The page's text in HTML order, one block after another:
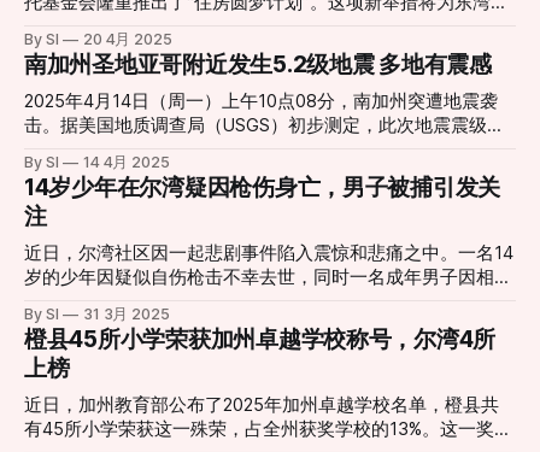
数百万的体育公园访客。尚未开业期间，消费者可通过T&T官
网及App选购部分干货和美妆产品，体验线上购物服务。 T&T
超市创立于1993年，
周三天，其余时间的运营和维护费用则需由市政府承担。 市
府报告指出，空中缆车系统能够“跨越传统步行障碍”，绕过建
筑物和园区景观，有效降低地面交通建设的复杂性和成本。
争议与质疑 尽管项目获得多数通过，但不少市议员表达了对
项目透明度和安全性的担忧。市议员James Mai指出，相关报
告主要依赖Swyft Cities自身数据，缺乏独立第三方验证，也
未详尽披露长期运维及升级成本。此外，他还质疑该系统能否
应对强风、地震和高温等极端天气，以及技术失效或淘汰后的
旨在减轻高昂首付给许多渴望在湾区置业的人们带来的经济压
力，这通常是他们实现购房梦想的主要障碍。“住房圆梦计划”
将提供房产购买价格高达40%的援助，每位购房者的最高援助
金额为20万美元。 “住房圆梦计划”关键细节： * 适用县
（Contra Costa County）。 * 申请资格： 首次购房者，即过
去三年内未曾拥有并居住过房产，且符合特定的收入要求。收
入上限设定为各县 median income 的80%。例如，在阿拉米
达县，单人家庭的最高收入为84,600美元，四口之家的最高
收入为120,800美元。 * 购房者自有资金： 申请人必须至少贡
献房产购买价格的3%作为自有资金。 * 贷款条款： 首付援助
以30年期延期偿还贷款的形式提供。这意味着购房者无需每月
支付本金或利息。全部援助金额将在30年贷款期满时或房产在
By SI 20 4月 2025
南加州圣地亚哥附近发生5.2级地震 多地有震感
2025年4月14日（周一）上午10点08分，南加州突遭地震袭
击。据美国地质调查局（USGS）初步测定，此次地震震级为
4公里处。该地以苹果派和山林美景闻名。 震感范围广泛 这次
地震波及范围相当广泛，包括圣地亚哥、洛杉矶、里弗赛德、
圣贝纳迪诺县，甚至橙县部分地区都有震感。不少居民表示，
家中吊灯摇晃、物品晃动，一些手机用户还在震动前几秒收到
了地震预警（ShakeAlert）通知。 震级下调 多次余震 USGS
续记录到多次余震，其中最强的一次出现在博雷戈斯普林斯
（Borrego Springs）附近，震级为3.5级。 暂无伤亡报告 截
至目前，暂无人员伤亡或重大财产损失的通报。圣地亚哥县警
局与部分企业反映，仅出现少量如杯具掉落等轻微状况。加州
州长加文·纽森已听取简报，并表示州政府正与地方应急部门
保持协作，密切关注后续发展。 持续监测
By SI 14 4月 2025
14岁少年在尔湾疑因枪伤身亡，男子被捕引发关
注
近日，尔湾社区因一起悲剧事件陷入震惊和悲痛之中。一名14
岁的少年因疑似自伤枪击不幸去世，同时一名成年男子因相关
40分左右，警方和急救人员接到报警，赶往位于
Heathergreen和Weepingwood交界处的一处住宅。报警称有
一名少年遭受枪击伤害。当警方到达现场时，发现一名受伤的
少年并立即展开急救，但不幸的是，该少年最终抢救无效去
世。 调查显示，这名少年的枪伤可能是自伤造成，但目前尚
By SI 31 3月 2025
橙县45所小学荣获加州卓越学校称号，尔湾4所
上榜
近日，加州教育部公布了2025年加州卓越学校名单，橙县共
有45所小学荣获这一殊荣，占全州获奖学校的13%。这一奖项